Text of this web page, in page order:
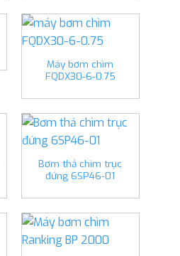
Máy bơm chìm
FQDX30-6-0.75
Bơm thả chìm trục
đứng 6SP46-01